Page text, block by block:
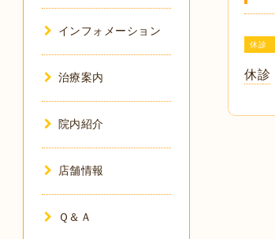
休診
休診
インフォメーション
治療案内
院内紹介
店舗情報
Ｑ＆Ａ